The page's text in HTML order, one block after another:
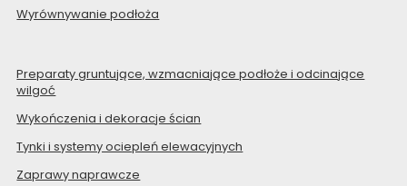
Wyrównywanie podłoża
Preparaty gruntujące, wzmacniające podłoże i odcinające
wilgoć
Wykończenia i dekoracje ścian
Tynki i systemy ociepleń elewacyjnych
Zaprawy naprawcze